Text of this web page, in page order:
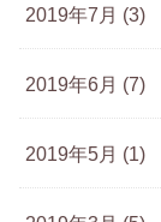
2019年7月 (3)
2019年6月 (7)
2019年5月 (1)